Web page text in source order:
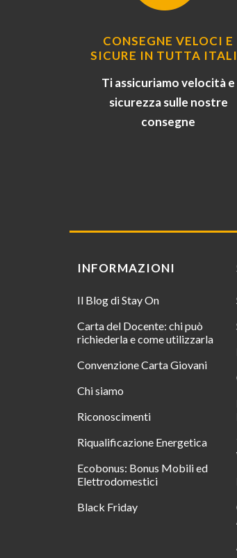
CONSEGNE VELOCI E
SICURE IN TUTTA
Ti assicuriamo velocità e
sicurezza sulle nostre
consegne
INFORMAZIONI
Il Blog di Stay On
Carta del Docente: chi può
richiederla e come utilizzarla
Convenzione Carta Giovani
Chi siamo
Riconoscimenti
Riqualificazione Energetica
Ecobonus: Bonus Mobili ed
Elettrodomestici
Black Friday